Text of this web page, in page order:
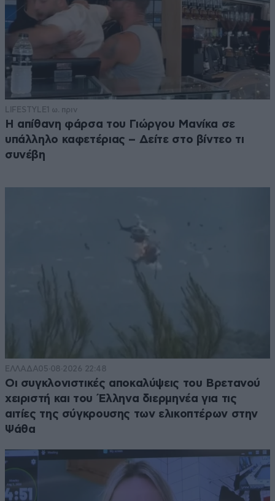
LIFESTYLE1 ω. πριν
Η απίθανη φάρσα του Γιώργου Μανίκα σε
υπάλληλο καφετέριας – Δείτε στο βίντεο τι
συνέβη
ΕΛΛΑΔΑ05·08·2026 22:48
Οι συγκλονιστικές αποκαλύψεις του Βρετανού
χειριστή και του Έλληνα διερμηνέα για τις
αιτίες της σύγκρουσης των ελικοπτέρων στην
Ψάθα